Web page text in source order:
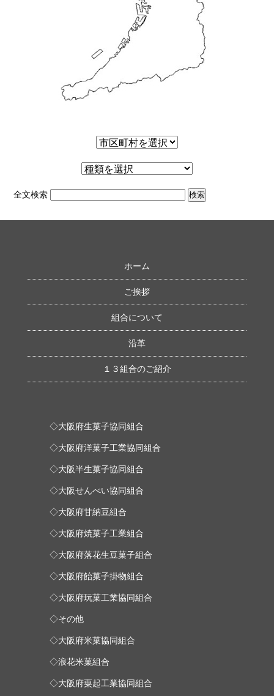
全文検索
ホーム
ご挨拶
組合について
沿革
１３組合のご紹介
◇大阪府生菓子協同組合
◇大阪府洋菓子工業協同組合
◇大阪半生菓子協同組合
◇大阪せんべい協同組合
◇大阪府甘納豆組合
◇大阪府焼菓子工業組合
◇大阪府落花生豆菓子組合
◇大阪府飴菓子掛物組合
◇大阪府玩菓工業協同組合
◇その他
◇大阪府米菓協同組合
◇浪花米菓組合
◇大阪府粟起工業協同組合